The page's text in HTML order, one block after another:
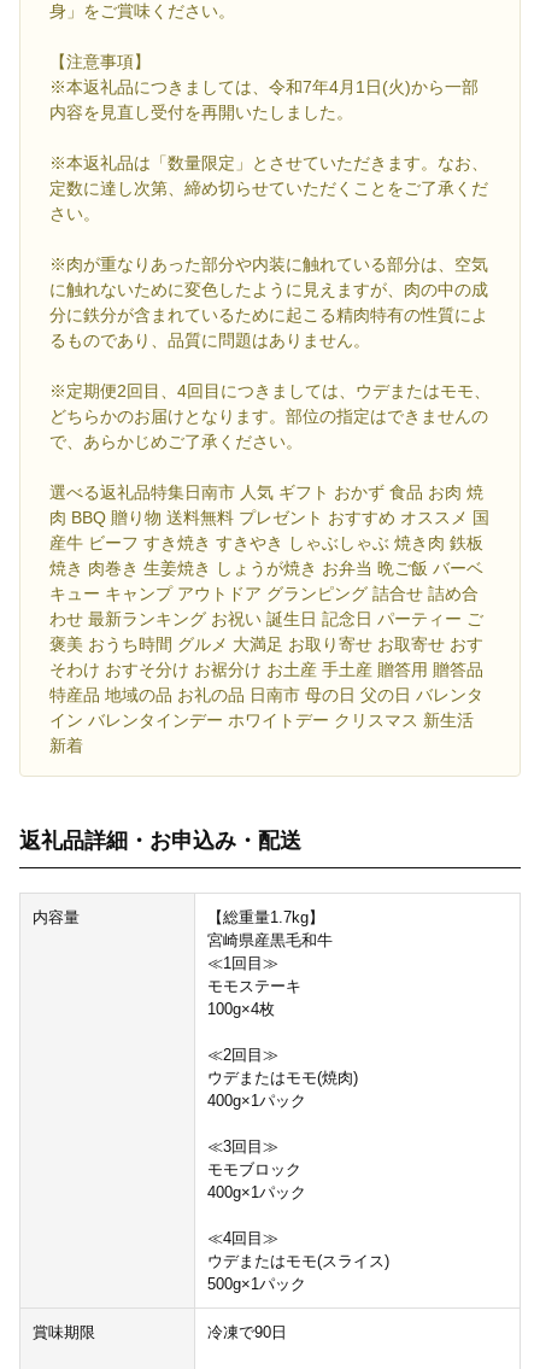
身」をご賞味ください。
【注意事項】
※本返礼品につきましては、令和7年4月1日(火)から一部
内容を見直し受付を再開いたしました。
※本返礼品は「数量限定」とさせていただきます。なお、
定数に達し次第、締め切らせていただくことをご了承くだ
さい。
※肉が重なりあった部分や内装に触れている部分は、空気
に触れないために変色したように見えますが、肉の中の成
分に鉄分が含まれているために起こる精肉特有の性質によ
るものであり、品質に問題はありません。
※定期便2回目、4回目につきましては、ウデまたはモモ、
どちらかのお届けとなります。部位の指定はできませんの
で、あらかじめご了承ください。
選べる返礼品特集日南市 人気 ギフト おかず 食品 お肉 焼
肉 BBQ 贈り物 送料無料 プレゼント おすすめ オススメ 国
産牛 ビーフ すき焼き すきやき しゃぶしゃぶ 焼き肉 鉄板
焼き 肉巻き 生姜焼き しょうが焼き お弁当 晩ご飯 バーベ
キュー キャンプ アウトドア グランピング 詰合せ 詰め合
わせ 最新ランキング お祝い 誕生日 記念日 パーティー ご
褒美 おうち時間 グルメ 大満足 お取り寄せ お取寄せ おす
そわけ おすそ分け お裾分け お土産 手土産 贈答用 贈答品
特産品 地域の品 お礼の品 日南市 母の日 父の日 バレンタ
イン バレンタインデー ホワイトデー クリスマス 新生活
新着
返礼品詳細・お申込み・配送
内容量
【総重量1.7kg】
宮崎県産黒毛和牛
≪1回目≫
モモステーキ
100g×4枚
≪2回目≫
ウデまたはモモ(焼肉)
400g×1パック
≪3回目≫
モモブロック
400g×1パック
≪4回目≫
ウデまたはモモ(スライス)
500g×1パック
賞味期限 冷凍で90日